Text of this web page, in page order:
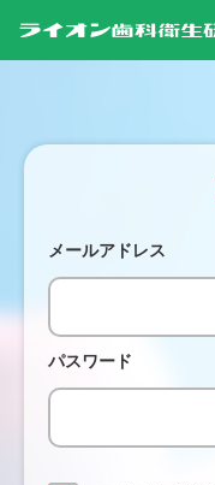
メールアドレス
パスワード